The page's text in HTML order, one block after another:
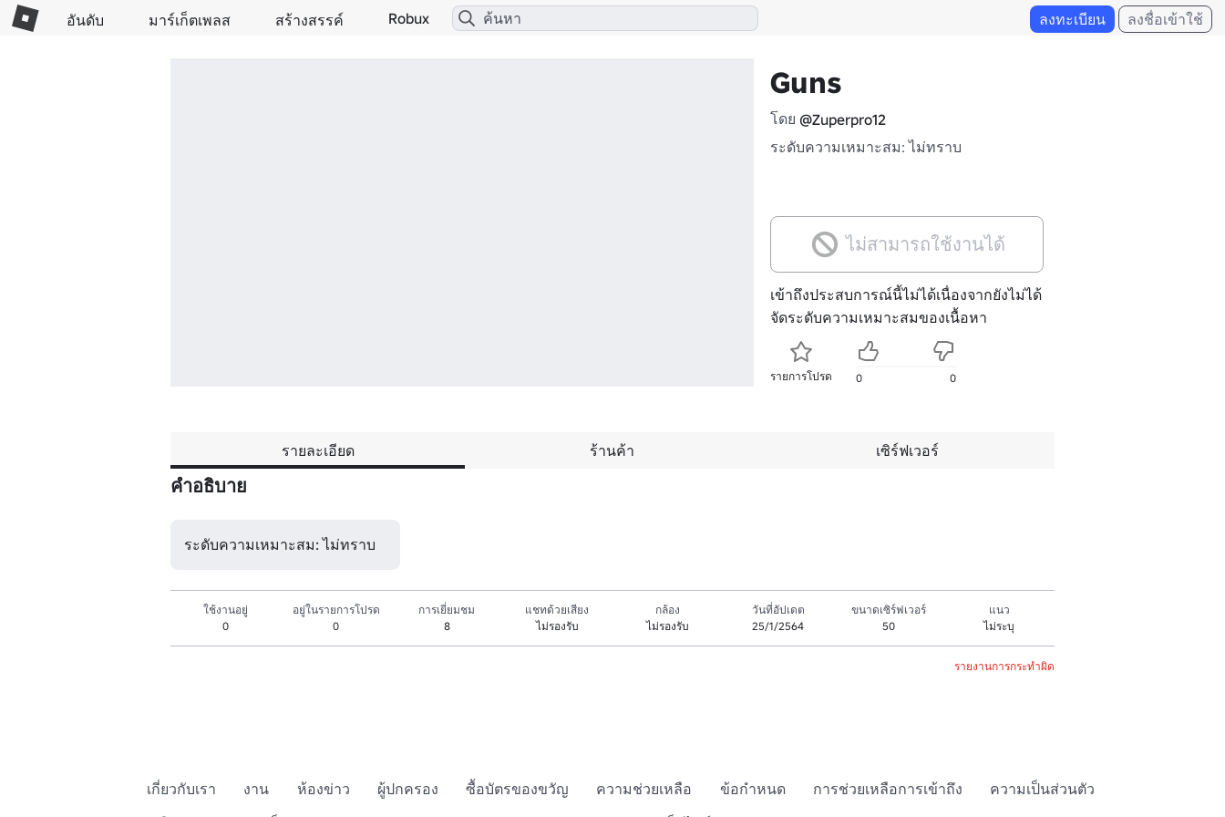
อันดับ มาร์เก็ตเพลส สร้างสรรค์ Robux ลงทะเบียน ลงชื่อเข้าใช้
Guns
โดย @Zuperpro12
ระดับความเหมาะสม: ไม่ทราบ
ไม่สามารถใช้งานได้
เข้าถึงประสบการณ์นี้ไม่ได้เนื่องจากยังไม่ได้
จัดระดับความเหมาะสมของเนื้อหา
รายการโปรด 0 0
รายละเอียด ร้านค้า เซิร์ฟเวอร์
คำอธิบาย
ระดับความเหมาะสม: ไม่ทราบ
ใช้งานอยู่
0
อยู่ในรายการโปรด
0
การเยี่ยมชม
8
แชทด้วยเสียง
ไม่รองรับ
กล้อง
ไม่รองรับ
วันที่อัปเดต
25/1/2564
ขนาดเซิร์ฟเวอร์
50
แนว
ไม่ระบุ
รายงานการกระทำผิด
เกี่ยวกับเรา งาน ห้องข่าว ผู้ปกครอง ซื้อบัตรของขวัญ ความช่วยเหลือ ข้อกำหนด การช่วยเหลือการเข้าถึง
ความเป็นส่วนตัว